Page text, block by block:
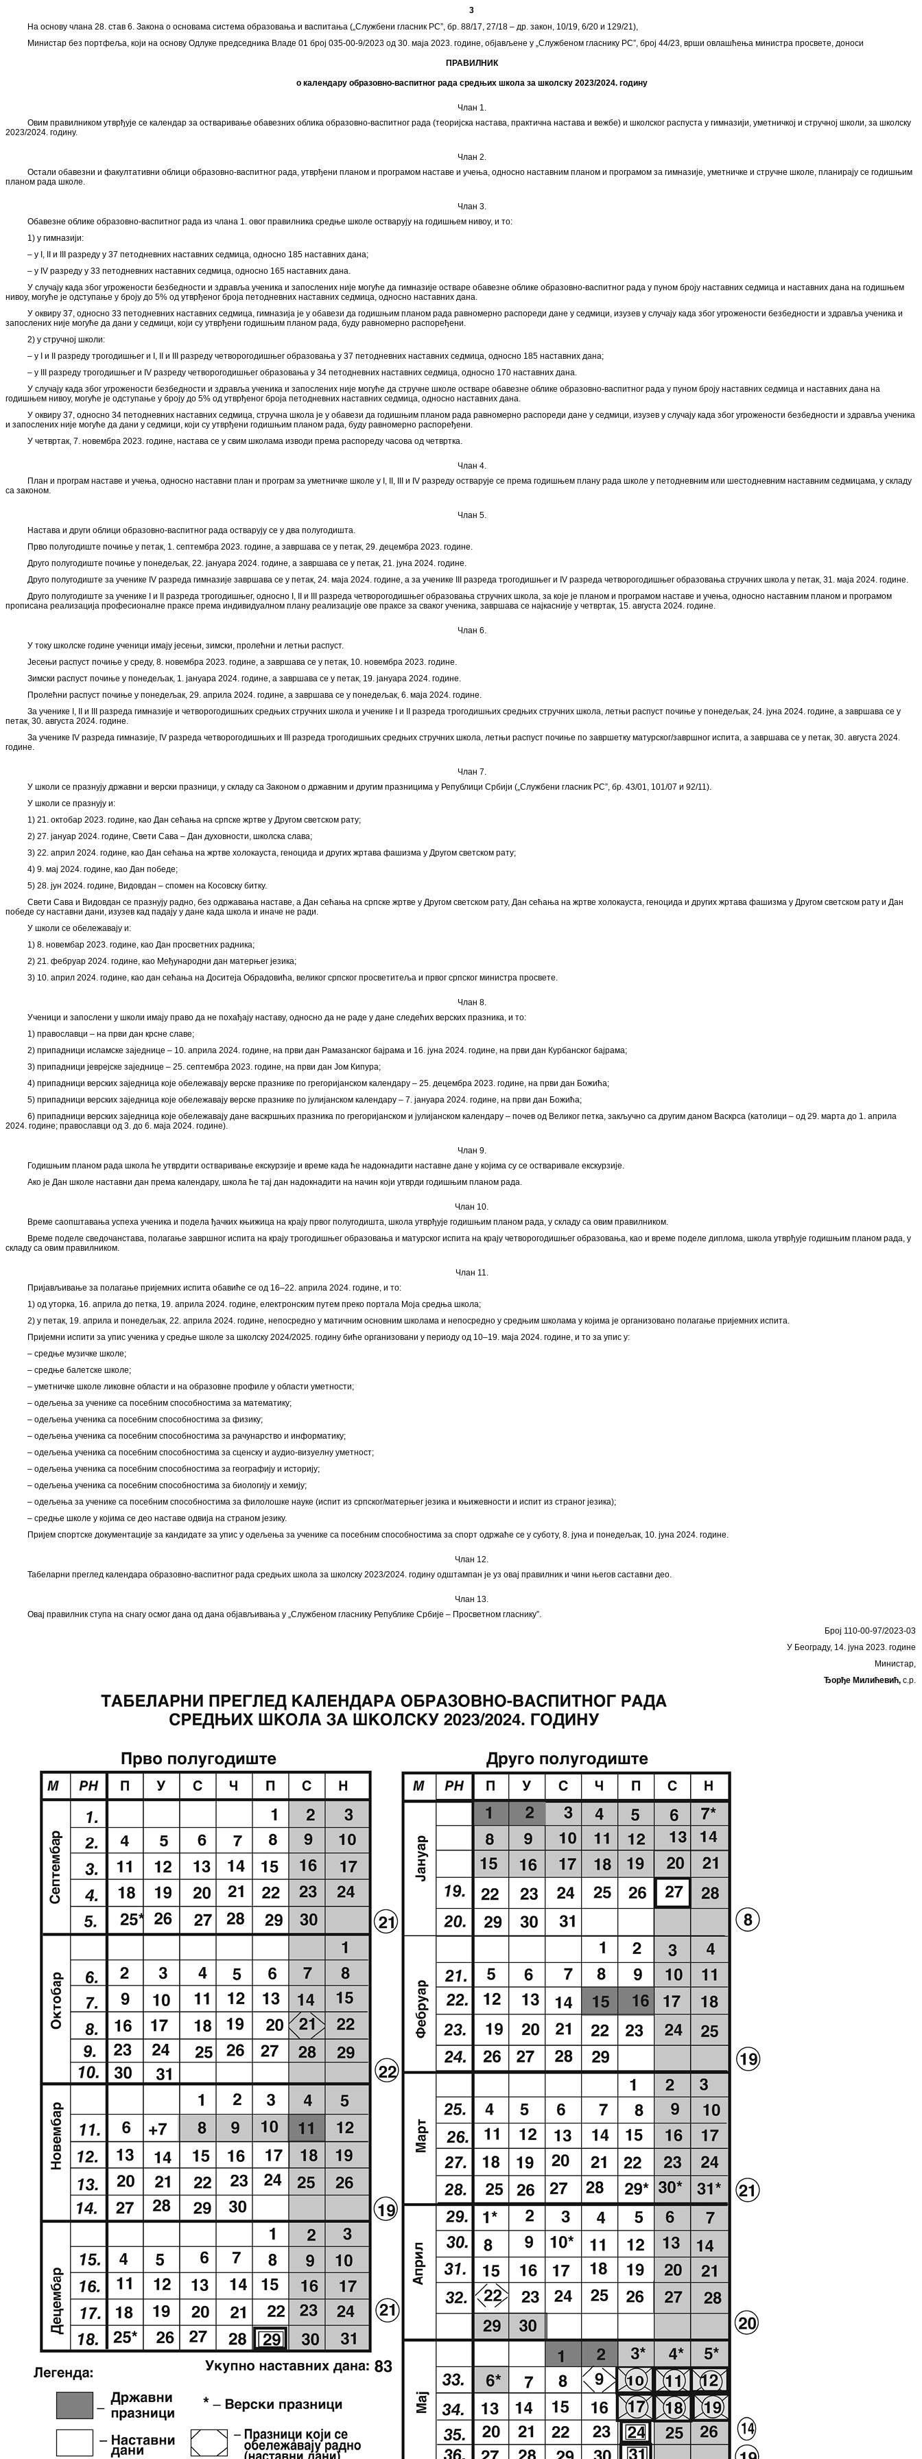
3
На основу члана 28. став 6. Закона о основама система образовања и васпитања („Службени гласник РС”, бр. 88/17, 27/18 – др. закон, 10/19, 6/20 и 129/21),
Министар без портфеља, који на основу Одлуке председника Владе 01 број 035-00-9/2023 од 30. маја 2023. године, објављене у „Службеном гласнику РС”, број 44/23, врши овлашћења министра просвете, доноси
ПРАВИЛНИК
o календару образовно-васпитног рада средњих школа за школску 2023/2024. годину
Члан 1.
Овим правилником утврђује се календар за остваривање обавезних облика образовно-васпитног рада (теоријска настава, практична настава и вежбе) и школског распуста у гимназији, уметничкој и стручној школи, за школску
2023/2024. годину.
Члан 2.
Остали обавезни и факултативни облици образовно-васпитног рада, утврђени планом и програмом наставе и учења, односно наставним планом и програмом за гимназије, уметничке и стручне школе, планирају се годишњим
планом рада школе.
Члан 3.
Обавезне облике образовно-васпитног рада из члана 1. овог правилника средње школе остварују на годишњем нивоу, и то:
1) у гимназији:
– у I, II и III разреду у 37 петодневних наставних седмица, односно 185 наставних дана;
– у IV разреду у 33 петодневних наставних седмица, односно 165 наставних дана.
У случају када због угрожености безбедности и здравља ученика и запослених није могуће да гимназије остваре обавезне облике образовно-васпитног рада у пуном броју наставних седмица и наставних дана на годишњем
нивоу, могуће је одступање у броју до 5% од утврђеног броја петодневних наставних седмица, односно наставних дана.
У оквиру 37, односно 33 петодневних наставних седмица, гимназија је у обавези да годишњим планом рада равномерно распореди дане у седмици, изузев у случају када због угрожености безбедности и здравља ученика и
запослених није могуће да дани у седмици, који су утврђени годишњим планом рада, буду равномерно распоређени.
2) у стручној школи:
– у I и II разреду трогодишњег и I, II и III разреду четворогодишњег образовања у 37 петодневних наставних седмица, односно 185 наставних дана;
– у III разреду трогодишњег и IV разреду четворогодишњег образовања у 34 петодневних наставних седмица, односно 170 наставних дана.
У случају када због угрожености безбедности и здравља ученика и запослених није могуће да стручне школе остваре обавезне облике образовно-васпитног рада у пуном броју наставних седмица и наставних дана на
годишњем нивоу, могуће је одступање у броју до 5% од утврђеног броја петодневних наставних седмица, односно наставних дана.
У оквиру 37, односно 34 петодневних наставних седмица, стручна школа је у обавези да годишњим планом рада равномерно распореди дане у седмици, изузев у случају када због угрожености безбедности и здравља ученика
и запослених није могуће да дани у седмици, који су утврђени годишњим планом рада, буду равномерно распоређени.
У четвртак, 7. новембра 2023. године, настава се у свим школама изводи према распореду часова од четвртка.
Члан 4.
План и програм наставе и учења, односно наставни план и програм за уметничке школе у I, II, III и IV разреду остварује се према годишњем плану рада школе у петодневним или шестодневним наставним седмицама, у складу
са законом.
Члан 5.
Настава и други облици образовно-васпитног рада остварују се у два полугодишта.
Прво полугодиште почиње у петак, 1. септембра 2023. године, а завршава се у петак, 29. децембра 2023. године.
Друго полугодиште почиње у понедељак, 22. јануара 2024. године, a завршава се у петак, 21. јуна 2024. године.
Друго полугодиште за ученике IV разреда гимназије завршава се у петак, 24. маја 2024. године, а за ученике III разреда трогодишњег и IV разреда четворогодишњег образовања стручних школа у петак, 31. маја 2024. године.
Друго полугодиште за ученике I и II разреда трогодишњег, односно I, II и III разреда четворогодишњег образовања стручних школа, за које је планом и програмом наставе и учења, односно наставним планом и програмом
прописана реализација професионалне праксе према индивидуалном плану реализације ове праксе за сваког ученика, завршава се најкасније у четвртак, 15. августа 2024. године.
Члан 6.
У току школске године ученици имају јесењи, зимски, пролећни и летњи распуст.
Јесењи распуст почиње у среду, 8. новембра 2023. године, а завршава се у петак, 10. новембра 2023. године.
Зимски распуст почиње у понедељак, 1. јануара 2024. године, а завршава се у петак, 19. јануара 2024. године.
Пролећни распуст почиње у понедељак, 29. априла 2024. године, а завршава се у понедељак, 6. маја 2024. године.
За ученике I, II и III разреда гимназије и четворогодишњих средњих стручних школа и ученике I и II разреда трогодишњих средњих стручних школа, летњи распуст почиње у понедељак, 24. јуна 2024. године, а завршава се у
петак, 30. августа 2024. године.
За ученике IV разреда гимназије, IV разреда четворогодишњих и III разреда трогодишњих средњих стручних школа, летњи распуст почиње по завршетку матурског/завршног испита, а завршава се у петак, 30. августа 2024.
године.
Члан 7.
У школи се празнују државни и верски празници, у складу са Законом о државним и другим празницима у Републици Србији („Службени гласник РС”, бр. 43/01, 101/07 и 92/11).
У школи се празнују и:
1) 21. октобар 2023. године, као Дан сећања на српске жртве у Другом светском рату;
2) 27. јануар 2024. године, Свети Сава – Дан духовности, школска слава;
3) 22. април 2024. године, као Дан сећања на жртве холокауста, геноцида и других жртава фашизма у Другом светском рату;
4) 9. мај 2024. године, као Дан победе;
5) 28. јун 2024. године, Видовдан – спомен на Косовску битку.
Свети Сава и Видовдан се празнују радно, без одржавања наставе, а Дан сећања на српске жртве у Другом светском рату, Дан сећања на жртве холокауста, геноцида и других жртава фашизма у Другом светском рату и Дан
победе су наставни дани, изузев кад падају у дане када школа и иначе не ради.
У школи се обележавају и:
1) 8. новембар 2023. године, као Дан просветних радника;
2) 21. фебруар 2024. године, као Међународни дан матерњег језика;
3) 10. април 2024. године, као дан сећања на Доситеја Обрадовића, великог српског просветитеља и првог српског министра просвете.
Члан 8.
Ученици и запослени у школи имају право да не похађају наставу, односно да не раде у дане следећих верских празника, и то:
1) православци – на први дан крсне славе;
2) припадници исламске заједнице ‒ 10. априла 2024. године, на први дан Рамазанског бајрама и 16. јуна 2024. године, на први дан Курбанског бајрама;
3) припадници јеврејске заједнице – 25. септембра 2023. године, на први дан Јом Кипура;
4) припадници верских заједница које обележавају верске празнике по грегоријанском календару – 25. децембра 2023. године, на први дан Божића;
5) припадници верских заједница које обележавају верске празнике по јулијанском календару – 7. јануара 2024. године, на први дан Божића;
6) припадници верских заједница које обележавају дане васкршњих празника по грегоријанском и јулијанском календару – почев од Великог петка, закључно са другим даном Васкрса (католици – од 29. марта до 1. априла
2024. године; православци од 3. до 6. маја 2024. године).
Члан 9.
Годишњим планом рада школа ће утврдити остваривање екскурзије и време када ће надокнадити наставне дане у којима су се остваривале екскурзије.
Ако је Дан школе наставни дан према календару, школа ће тај дан надокнадити на начин који утврди годишњим планом рада.
Члан 10.
Време саопштавања успеха ученика и подела ђачких књижица на крају првог полугодишта, школа утврђује годишњим планом рада, у складу са овим правилником.
Време поделе сведочанстава, полагање завршног испита на крају трогодишњег образовања и матурског испита на крају четворогодишњег образовања, као и време поделе диплома, школа утврђује годишњим планом рада, у
складу са овим правилником.
Члан 11.
Пријављивање за полагање пријемних испита обавиће се од 16–22. априла 2024. године, и то:
1) од уторка, 16. априла до петка, 19. априла 2024. године, електронским путем преко портала Моја средња школа;
2) у петак, 19. априла и понедељак, 22. априла 2024. године, непосредно у матичним основним школама и непосредно у средњим школама у којима је организовано полагање пријемних испита.
Пријемни испити за упис ученика у средње школе за школску 2024/2025. годину биће организовани у периоду од 10–19. маја 2024. године, и то за упис у:
– средње музичке школе;
– средње балетске школе;
– уметничке школе ликовне области и на образовне профиле у области уметности;
– одељења за ученике са посебним способностима за математику;
– одељења ученика са посебним способностима за физику;
– одељења ученика са посебним способностима за рачунарство и информатику;
– одељења ученика са посебним способностима за сценску и аудио-визуелну уметност;
– одељења ученика са посебним способностима за географију и историју;
– одељења ученика са посебним способностима за биологију и хемију;
– одељења за ученике са посебним способностима за филолошке науке (испит из српског/матерњег језика и књижевности и испит из страног језика);
– средње школе у којима се део наставе одвија на страном језику.
Пријем спортске документације за кандидате за упис у одељења за ученике са посебним способностима за спорт одржаће се у суботу, 8. јуна и понедељак, 10. јуна 2024. године.
Члан 12.
Табеларни преглед календара образовно-васпитног рада средњих школа за школску 2023/2024. годину одштампан је уз овај правилник и чини његов саставни део.
Члан 13.
Овај правилник ступа на снагу осмог дана од дана објављивања у „Службеном гласнику Републике Србије – Просветном гласнику”.
Број 110-00-97/2023-03
У Београду, 14. јуна 2023. године
Министар,
Ђорђе Милићевић, с.р.